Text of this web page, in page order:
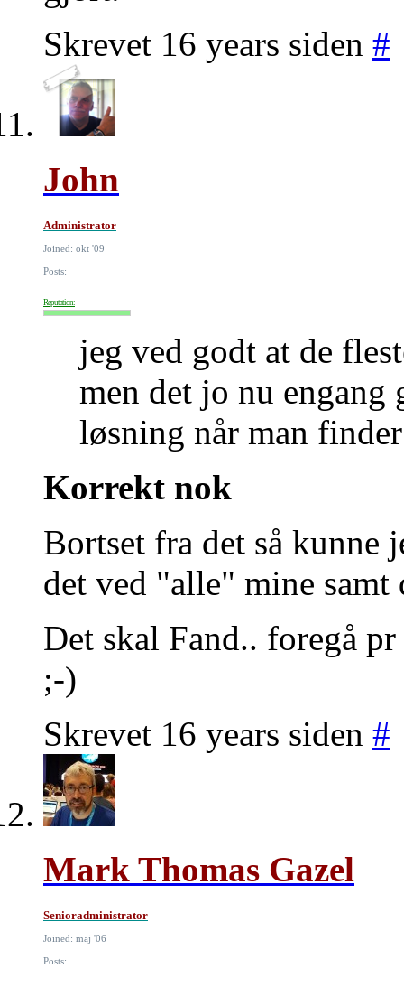
Skrevet 16 years siden #
John
Administrator
Joined: okt '09
Posts:
Reputation:
jeg ved godt at de
men det jo nu
løsning når man
Korrekt nok
Bortset fra det så kunne
det ved "alle" mine samt
Det skal Fand.. foregå
;-)
Skrevet 16 years siden #
Mark Thomas Gazel
Senioradministrator
Joined: maj '06
Posts: